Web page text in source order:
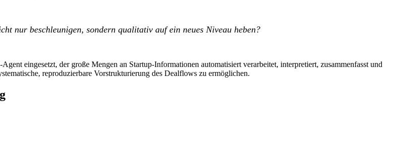
nur beschleunigen, sondern qualitativ auf ein neues Niveau heben?
eingesetzt, der große Mengen an Startup-Informationen automatisiert verarbeitet, interpretiert, zusammenfasst und
reproduzierbare Vorstrukturierung des Dealflows zu ermöglichen.